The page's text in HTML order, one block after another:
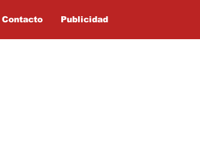
Contacto Publicidad